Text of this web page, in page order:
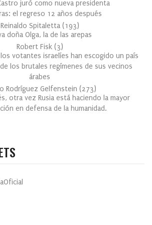
juró como nueva presidenta
el regreso 12 años después
Reinaldo Spitaletta (193)
doña Olga, la de las arepas
Robert Fisk (3)
votantes israelíes han escogido un país
los brutales regímenes de sus vecinos
árabes
Rodríguez Gelfenstein (273)
otra vez Rusia está haciendo la mayor
en defensa de la humanidad.